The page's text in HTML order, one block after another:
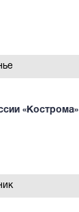
«Кострома»